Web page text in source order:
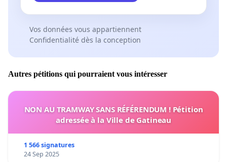
Vos données vous appartiennent
Confidentialité dès la conception
Autres pétitions qui pourraient vous intéresser
NON AU TRAMWAY SANS RÉFÉRENDUM ! Pétition
adressée à la Ville de Gatineau
1 566 signatures
24 Sep 2025